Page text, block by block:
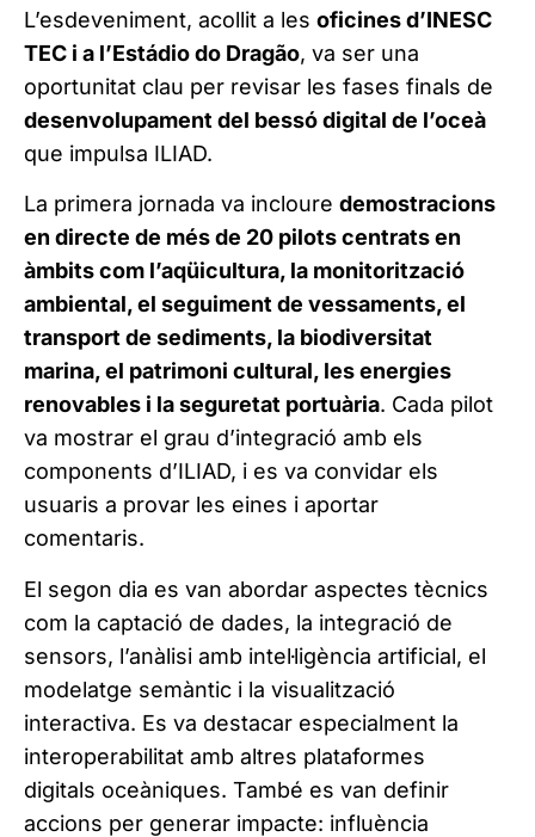
L’esdeveniment, acollit a les oficines d’INESC
TEC i a l’Estádio do Dragão, va ser una
oportunitat clau per revisar les fases finals de
desenvolupament del bessó digital de l’oceà
que impulsa ILIAD.
La primera jornada va incloure demostracions
en directe de més de 20 pilots centrats en
àmbits com l’aqüicultura, la monitorització
ambiental, el seguiment de vessaments, el
transport de sediments, la biodiversitat
marina, el patrimoni cultural, les energies
renovables i la seguretat portuària. Cada pilot
va mostrar el grau d’integració amb els
components d’ILIAD, i es va convidar els
usuaris a provar les eines i aportar
comentaris.
El segon dia es van abordar aspectes tècnics
com la captació de dades, la integració de
sensors, l’anàlisi amb intel·ligència artificial, el
modelatge semàntic i la visualització
interactiva. Es va destacar especialment la
interoperabilitat amb altres plataformes
digitals oceàniques. També es van definir
accions per generar impacte: influència